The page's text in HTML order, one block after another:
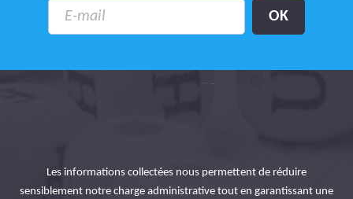
Les informations collectées nous permettent de réduire
sensiblement notre charge administrative tout en garantissant une